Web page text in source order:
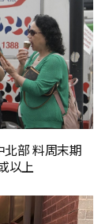
部 料周末期
以上